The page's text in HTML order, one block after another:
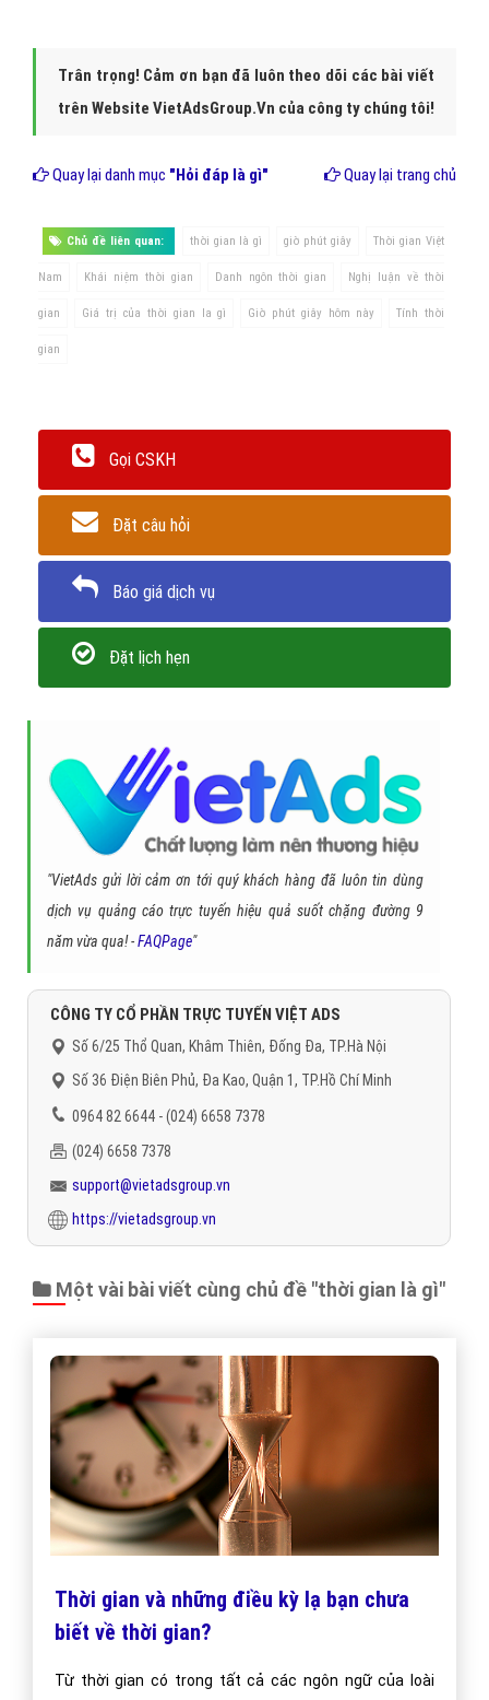
Trân trọng! Cảm ơn bạn đã luôn theo dõi các bài viết
trên Website VietAdsGroup.Vn của công ty chúng tôi!
Quay lại danh mục "Hỏi đáp là gì" Quay lại trang chủ
Chủ đề liên quan: thời gian là gì giờ phút giây Thời gian Việt
Nam Khái niệm thời gian Danh ngôn thời gian Nghị luận về thời
gian Giá trị của thời gian la gì Giờ phút giây hôm này Tính thời
gian
Gọi CSKH
Đặt câu hỏi
Báo giá dịch vụ
Đặt lịch hẹn
"VietAds gửi lời cảm ơn tới quý khách hàng đã luôn tin dùng
dịch vụ quảng cáo trực tuyến hiệu quả suốt chặng đường 9
năm vừa qua! -FAQPage"
CÔNG TY CỔ PHẦN TRỰC TUYẾN VIỆT ADS
Số 6/25 Thổ Quan, Khâm Thiên, Đống Đa, TP.Hà Nội
Số 36 Điện Biên Phủ, Đa Kao, Quận 1, TP.Hồ Chí Minh
0964 82 6644 - (024) 6658 7378
(024) 6658 7378
support@vietadsgroup.vn
https://vietadsgroup.vn
Một vài bài viết cùng chủ đề "thời gian là gì"
Thời gian và những điều kỳ lạ bạn chưa
biết về thời gian?
Từ thời gian có trong tất cả các ngôn ngữ của loài